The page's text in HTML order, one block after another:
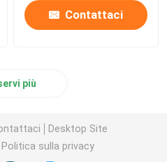
Contattaci
più
Desktop Site
Politica sulla privacy